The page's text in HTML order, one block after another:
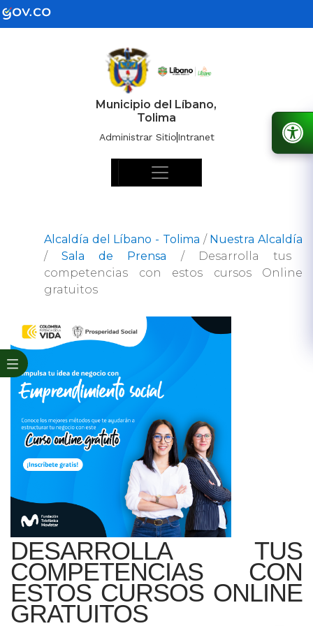
Municipio del Líbano,
Tolima
Administrar SitioIntranet
Alcaldía del Líbano - Tolima / Nuestra Alcaldía
/Sala de Prensa /
Desarrolla tus
competencias con estos cursos Online
gratuitos
DESARROLLA TUS
COMPETENCIAS CON
ESTOS CURSOS ONLINE
GRATUITOS